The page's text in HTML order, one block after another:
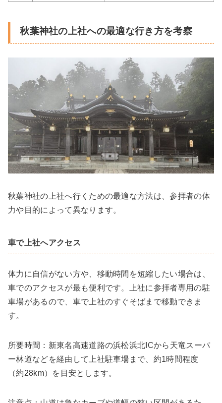
秋葉神社の上社への最適な行き方を考察
秋葉神社の上社へ行くための最適な方法は、参拝者の体
力や目的によって異なります。
車で上社へアクセス
体力に自信がない方や、移動時間を短縮したい場合は、
車でのアクセスが最も便利です。上社に参拝者専用の駐
車場があるので、車で上社のすぐそばまで移動できま
す。
所要時間：新東名高速道路の浜松浜北ICから天竜スーパ
ー林道などを経由して上社駐車場まで、約1時間程度
（約28km）を目安とします。